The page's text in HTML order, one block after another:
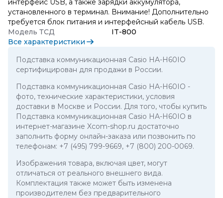
интерфейс USB, а также зарядки аккумулятора,
установленного в терминал. Внимание! Дополнительно
требуется блок питания и интерфейсный кабель USB.
Модель ТСД
IT-800
Все характеристики
Подставка коммуникационная Casio HA-H60IO
сертифицирован для продажи в России.
Подставка коммуникационная Casio HA-H60IO -
фото, технические характеристики, условия
доставки в Москве и России. Для того, чтобы купить
Подставка коммуникационная Casio HA-H60IO в
интернет-магазине Xcom-shop.ru достаточно
заполнить форму онлайн-заказа или позвонить по
телефонам: +7 (495) 799-9669, +7 (800) 200-0069.
Изображения товара, включая цвет, могут
отличаться от реального внешнего вида.
Комплектация также может быть изменена
производителем без предварительного